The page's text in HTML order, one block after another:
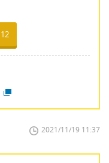
12
2021/11/19 11:37